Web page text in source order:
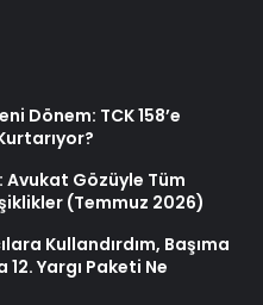
Dönem: TCK 158’e
Avukat Gözüyle Tüm
(Temmuz 2026)
Kullandırdım, Başıma
12. Yargı Paketi Ne